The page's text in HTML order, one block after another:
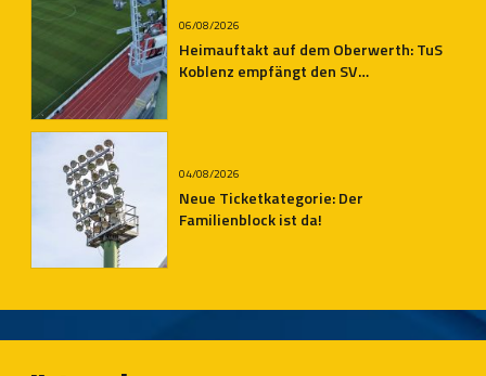
06/08/2026
Heimauftakt auf dem Oberwerth: TuS
Koblenz empfängt den SV
04/08/2026
Neue Ticketkategorie: Der
Familienblock ist da!